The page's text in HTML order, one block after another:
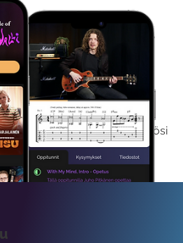
Ilmaiseksi
saat koko sisältömme käyttöösi
ajaksi.